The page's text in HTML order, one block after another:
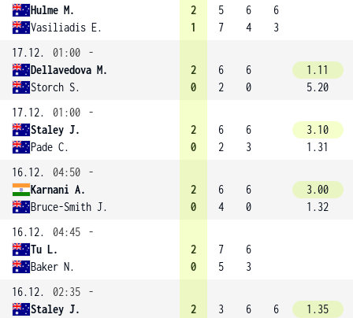
Hulme M.
Vasiliadis E.
2
1
5
7
6
4
6
3
17.12.
01:00
-
Dellavedova M.
Storch S.
2
0
6
2
6
0
1.11
5.20
17.12.
01:00
-
Staley J.
Pade C.
2
0
6
2
6
3
3.10
1.31
16.12.
04:50
-
Karnani A.
Bruce-Smith J.
2
0
6
4
6
0
3.00
1.32
16.12.
04:45
-
Tu L.
Baker N.
2
0
7
5
6
3
16.12.
02:35
-
Staley J.
2
3
6
6
1.35